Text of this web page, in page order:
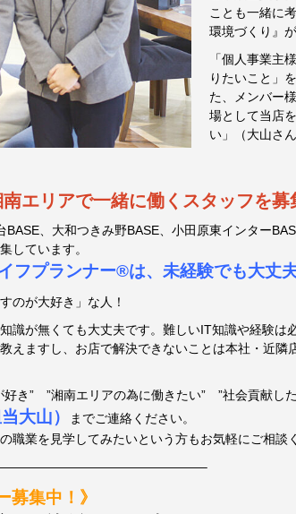
第5回とこデポマルシェ開催決定！
5ヶ月前
【求人】【PCデポ】湘南エリアで稼ぐ地域
ことも一緒に
環境づくり』
「個人事業主
りたいこと」
た、メンバー
場として当店
い」（大山さん
エリアで一緒に働くスタッフを募
BASE、大和つきみ野BASE、小田原東インター
しています。
フプランナー®は、未経験でも大丈夫
のが大好き」な人！
識が無くても大丈夫です。難しいIT知識や経験は
えますし、お店で解決できないことは本社・近隣
き” ”湘南エリアの為に働きたい” ”社会貢献した
大山）
までご連絡ください。
職業を見学してみたいという方もお気軽にご相談
募集中！》